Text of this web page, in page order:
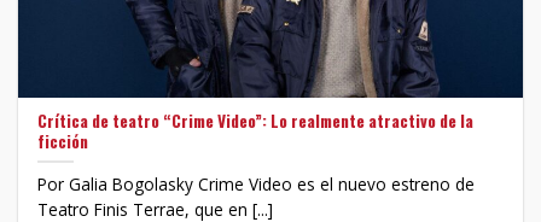
Crítica de teatro “Crime Video”: Lo realmente atractivo de la
ficción
Por Galia Bogolasky Crime Video es el nuevo estreno de
Teatro Finis Terrae, que en [...]